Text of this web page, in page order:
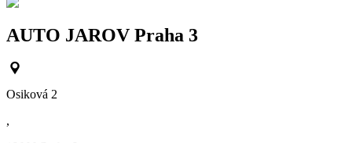
AUTO JAROV Praha 3
Osiková 2
,